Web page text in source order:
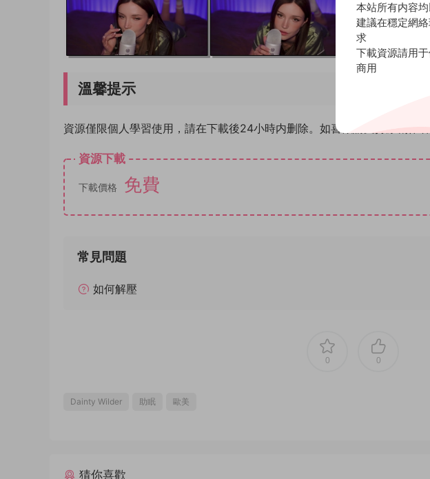
溫馨提示
資源僅限個人學習使用，請在下載後24小時内删除。如喜歡請支持原創作者
資源下載
下載價格 免費
常見問題
如何解壓
0 0
Dainty Wilder 助眠 歐美
猜你喜歡
本站所有内容
建議在穩定網
求
下載資源請用
商用